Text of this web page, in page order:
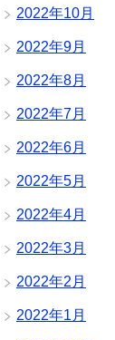
2022年10月
2022年9月
2022年8月
2022年7月
2022年6月
2022年5月
2022年4月
2022年3月
2022年2月
2022年1月